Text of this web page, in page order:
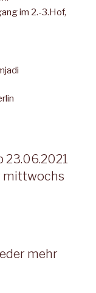
im 2.-3.Hof,
23.06.2021
mittwochs
mehr